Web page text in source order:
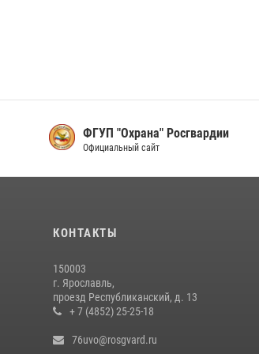
ФГУП "Охрана" Росгвардии
Официальный сайт
КОНТАКТЫ
150003
г. Ярославль,
проезд Республиканский, д. 13
+ 7 (4852) 25-25-18
76uvo@rosgvard.ru